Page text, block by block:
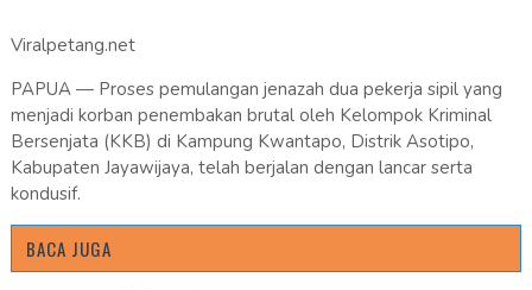
Viralpetang.net
PAPUA — Proses pemulangan jenazah dua pekerja sipil yang
menjadi korban penembakan brutal oleh Kelompok Kriminal
Bersenjata (KKB) di Kampung Kwantapo, Distrik Asotipo,
Kabupaten Jayawijaya, telah berjalan dengan lancar serta
kondusif.
BACA JUGA